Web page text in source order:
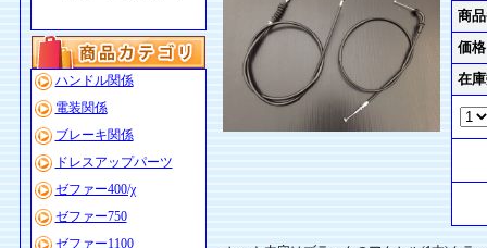
ハンドル関係
電装関係
ブレーキ関係
ドレスアップパーツ
ゼファー400/χ
ゼファー750
ゼファー1100
商
価格
在